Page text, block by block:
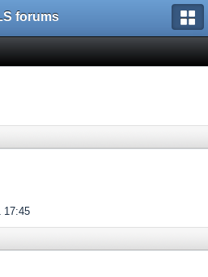
forums
17:45